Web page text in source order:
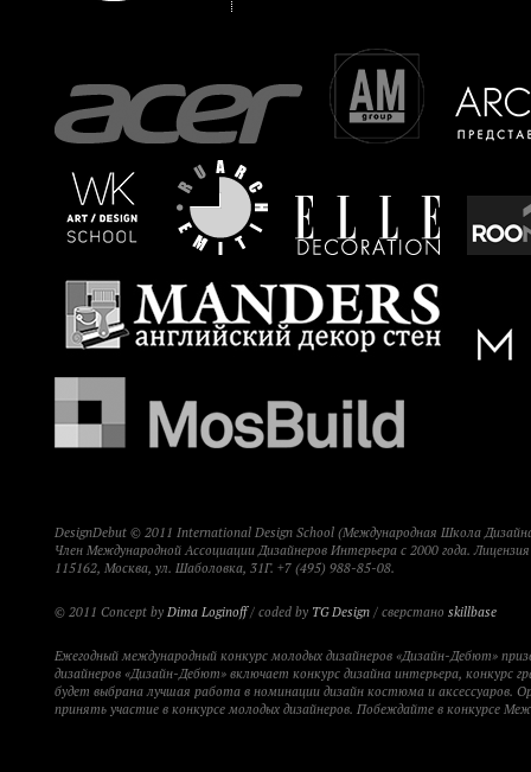
DesignDebut © 2011 International Design School (Международная Школа
Член Международной Ассоциации Дизайнеров Интерьера с 2000 года.
115162, Москва, ул. Шаболовка, 31Г. +7 (495) 988-85-08.
© 2011 Concept by Dima Loginoff/ coded by TG Design / сверстано skillbase
Ежегодный международный конкурс молодых дизайнеров «Дизайн-Дебют»
дизайнеров «Дизайн-Дебют» включает конкурс дизайна интерьера, конкурс
будет выбрана лучшая работа в номинации дизайн костюма и
принять участие в конкурсе молодых дизайнеров. Побеждайте в конкурсе